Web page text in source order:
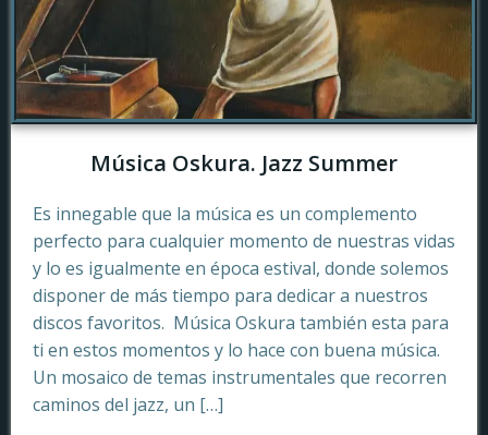
Música Oskura. Jazz Summer
Es innegable que la música es un complemento
perfecto para cualquier momento de nuestras vidas
y lo es igualmente en época estival, donde solemos
disponer de más tiempo para dedicar a nuestros
discos favoritos. Música Oskura también esta para
ti en estos momentos y lo hace con buena música.
Un mosaico de temas instrumentales que recorren
caminos del jazz, un […]